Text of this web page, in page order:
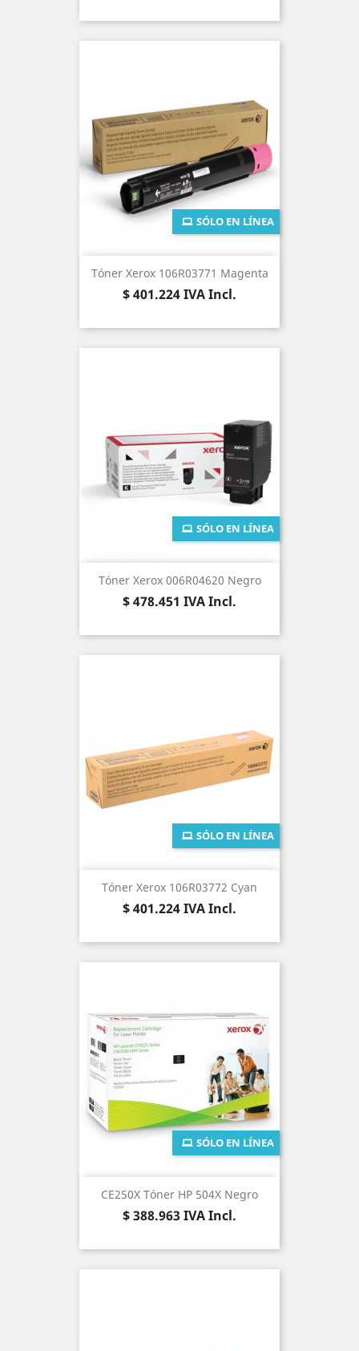
Tóner Xerox 106R03771 Magenta
Precio
$ 401.224IVA Incl.
SÓLO EN LÍNEA
Tóner Xerox 006R04620 Negro
Precio
$ 478.451 IVA Incl.
SÓLO EN LÍNEA
Tóner Xerox 106R03772 Cyan
Precio
$ 401.224IVA Incl.
SÓLO EN LÍNEA
CE250X Tóner HP 504X Negro
Precio
$ 388.963IVA Incl.
SÓLO EN LÍNEA